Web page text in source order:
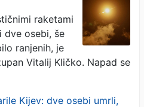
raketami
dve osebi, še
ranjenih, je
Vitalij Kličko. Napad se
Kijev: dve osebi umrli,